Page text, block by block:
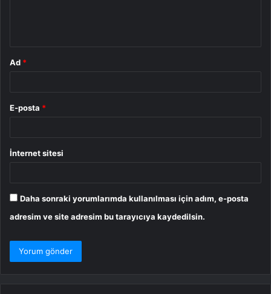
Ad *
E-posta *
İnternet sitesi
Daha sonraki yorumlarımda kullanılması için adım, e-posta
adresim ve site adresim bu tarayıcıya kaydedilsin.